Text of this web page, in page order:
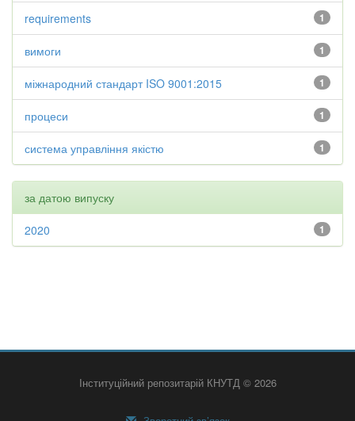
1
requirements
1
вимоги
1
міжнародний стандарт ISO 9001:2015
1
процеси
1
система управління якістю
за датою випуску
1
2020
Інституційний репозитарій КНУТД © 2026